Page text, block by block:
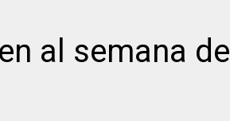
al semana del